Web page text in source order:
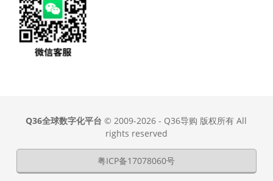
Q36全球数字化平台 © 2009-2026 - Q36导购 版权所有 All
rights reserved
粤ICP备17078060号